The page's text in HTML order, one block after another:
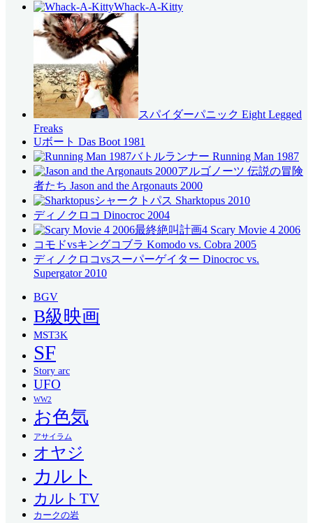
Whack-A-Kitty
スパイダーパニック Eight Legged
Freaks
Uボート Das Boot 1981
バトルランナー Running Man 1987
アルゴノーツ 伝説の冒険
者たち Jason and the Argonauts 2000
シャークトパス Sharktopus 2010
ディノクロコ Dinocroc 2004
最終絶叫計画4 Scary Movie 4 2006
コモドvsキングコブラ Komodo vs. Cobra 2005
ディノクロコvsスーパーゲイター Dinocroc vs.
Supergator 2010
BGV
B級映画
MST3K
SF
Story arc
UFO
WW2
お色気
アサイラム
オヤジ
カルト
カルトTV
カークの岩